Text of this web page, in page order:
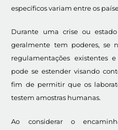
específicos variam entre os
Durante uma crise ou
geralmente tem poderes, se
regulamentações existentes
pode se estender visando
fim de permitir que os
testem amostras humanas.
Ao considerar o